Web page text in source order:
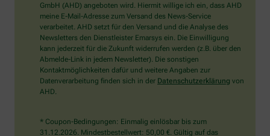
wählen
Sie
bitte
den
Stern.
GmbH (AHD) angeboten wird. Hiermit willige ich ein, dass AHD
meine E-Mail-Adresse zum Versand des News-Service
verarbeitet. AHD setzt für den Versand und die Analyse des
Newsletters den Dienstleister Emarsys ein. Die Einwilligung
kann jederzeit für die Zukunft widerrufen werden (z.B. über den
Abmelde-Link in jedem Newsletter). Die sonstigen
Kontaktmöglichkeiten dafür und weitere Angaben zur
Datenverarbeitung finden sich in der Datenschutzerklärung von
AHD.
* Coupon-Bedingungen: Einmalig einlösbar bis zum
31.12.2026. Mindestbestellwert: 50,00 €. Gültig auf das